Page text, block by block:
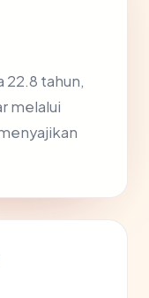
22.8 tahun,
melalui